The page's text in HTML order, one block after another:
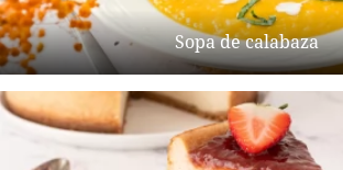
Sopa de calabaza